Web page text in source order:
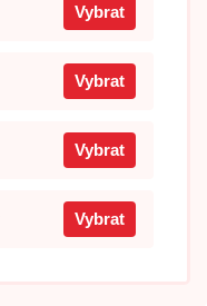
Vybrat
Vybrat
Vybrat
Vybrat